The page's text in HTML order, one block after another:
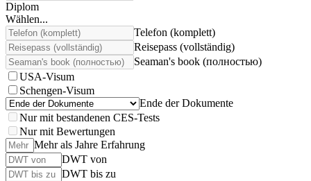
Diplom
Wählen...
Telefon (komplett)
Reisepass (vollständig)
Seaman's book (полностью)
USA-Visum
Schengen-Visum
Ende der Dokumente
Nur mit bestandenen CES-Tests
Nur mit Bewertungen
Mehr als Jahre Erfahrung
DWT von
DWT bis zu